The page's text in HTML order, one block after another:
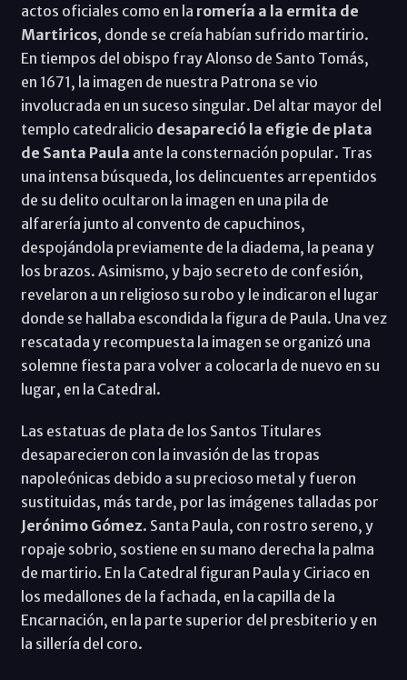
actos oficiales como en la romería a la ermita de
Martiricos, donde se creía habían sufrido martirio.
En tiempos del obispo fray Alonso de Santo Tomás,
en 1671, la imagen de nuestra Patrona se vio
involucrada en un suceso singular. Del altar mayor del
templo catedralicio desapareció la efigie de plata
de Santa Paula ante la consternación popular. Tras
una intensa búsqueda, los delincuentes arrepentidos
de su delito ocultaron la imagen en una pila de
alfarería junto al convento de capuchinos,
despojándola previamente de la diadema, la peana y
los brazos. Asimismo, y bajo secreto de confesión,
revelaron a un religioso su robo y le indicaron el lugar
donde se hallaba escondida la figura de Paula. Una vez
rescatada y recompuesta la imagen se organizó una
solemne fiesta para volver a colocarla de nuevo en su
lugar, en la Catedral.
Las estatuas de plata de los Santos Titulares
desaparecieron con la invasión de las tropas
napoleónicas debido a su precioso metal y fueron
sustituidas, más tarde, por las imágenes talladas por
Jerónimo Gómez. Santa Paula, con rostro sereno, y
ropaje sobrio, sostiene en su mano derecha la palma
de martirio. En la Catedral figuran Paula y Ciriaco en
los medallones de la fachada, en la capilla de la
Encarnación, en la parte superior del presbiterio y en
la sillería del coro.